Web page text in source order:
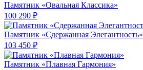
Памятник «Овальная Классика»
100 290 ₽
Памятник «Сдержанная Элегантность»
103 450 ₽
Памятник «Плавная Гармония»